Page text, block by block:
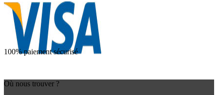
100% paiement sécurisé
Où nous trouver ?